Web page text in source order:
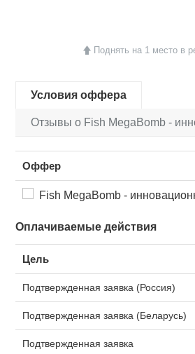
Поднять на 1 место в
Условия оффера
Отзывы о Fish MegaBomb -
Оффер
Fish MegaBomb - инновационная приманка
Оплачиваемые действия
Цель
Подтвержденная заявка (Россия)
Подтвержденная заявка (Беларусь)
Подтвержденная заявка